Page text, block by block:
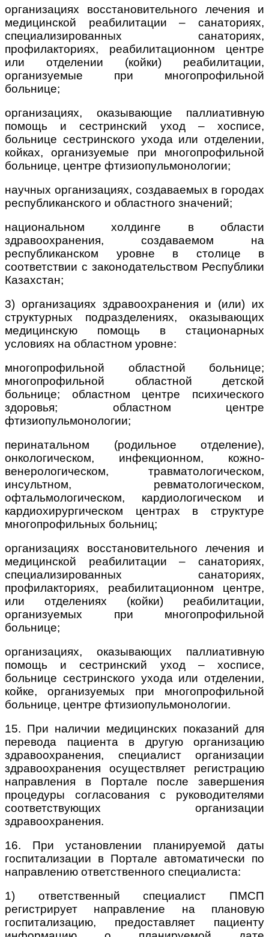
организациях восстановительного лечения и
медицинской реабилитации – санаториях,
специализированных санаториях,
профилакториях, реабилитационном центре
или отделении (койки) реабилитации,
организуемые при многопрофильной
больнице;
организациях, оказывающие паллиативную
помощь и сестринский уход – хосписе,
больнице сестринского ухода или отделении,
койках, организуемые при многопрофильной
больнице, центре фтизиопульмонологии;
научных организациях, создаваемых в городах
республиканского и областного значений;
национальном холдинге в области
здравоохранения, создаваемом на
республиканском уровне в столице в
соответствии с законодательством Республики
Казахстан;
3) организациях здравоохранения и (или) их
структурных подразделениях, оказывающих
медицинскую помощь в стационарных
условиях на областном уровне:
многопрофильной областной больнице;
многопрофильной областной детской
больнице; областном центре психического
здоровья; областном центре
фтизиопульмонологии;
перинатальном (родильное отделение),
онкологическом, инфекционном, кожно-
венерологическом, травматологическом,
инсультном, ревматологическом,
офтальмологическом, кардиологическом и
кардиохирургическом центрах в структуре
многопрофильных больниц;
организациях восстановительного лечения и
медицинской реабилитации – санаториях,
специализированных санаториях,
профилакториях, реабилитационном центре,
или отделениях (койки) реабилитации,
организуемых при многопрофильной
больнице;
организациях, оказывающих паллиативную
помощь и сестринский уход – хосписе,
больнице сестринского ухода или отделении,
койке, организуемых при многопрофильной
больнице, центре фтизиопульмонологии.
15. При наличии медицинских показаний для
перевода пациента в другую организацию
здравоохранения, специалист организации
здравоохранения осуществляет регистрацию
направления в Портале после завершения
процедуры согласования с руководителями
соответствующих организации
здравоохранения.
16. При установлении планируемой даты
госпитализации в Портале автоматически по
направлению ответственного специалиста:
1) ответственный специалист ПМСП
регистрирует направление на плановую
госпитализацию, предоставляет пациенту